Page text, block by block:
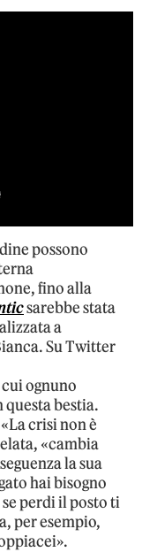
possono
fino alla
sarebbe stata
a
Su Twitter
ognuno
bestia.
crisi non è
«cambia
la sua
hai bisogno
perdi il posto ti
per esempio,